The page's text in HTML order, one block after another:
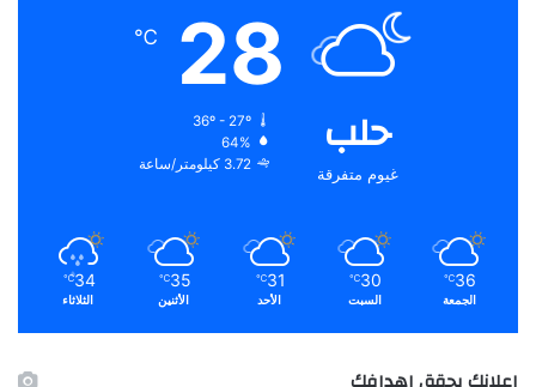
حلب
غيوم متفرقة
28
℃
36º - 27º
64%
3.72 كيلومتر/ساعة
36
℃
الجمعة
30
℃
السبت
31
℃
الأحد
35
℃
الأثنين
34
℃
الثلاثاء